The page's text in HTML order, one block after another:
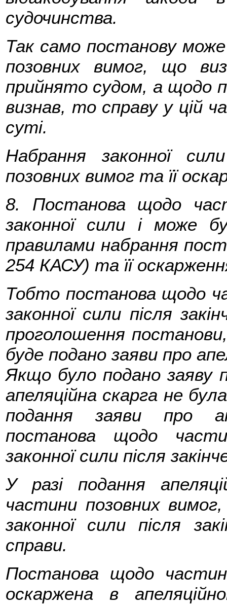
судочинства.
Так само постанову
позовних вимог, що
прийнято судом, а щодо
визнав, то справу у цій
суті.
Набрання законної
позовних вимог та її
8. Постанова щодо
законної сили і може
правилами набрання
254 КАСУ) та її
Тобто постанова щодо
законної сили після
проголошення
буде подано заяви про
Якщо було подано заяву
апеляційна скарга не
подання заяви про
постанова щодо
законної сили після
У разі подання
частини позовних
законної сили після
справи.
Постанова щодо
оскаржена в